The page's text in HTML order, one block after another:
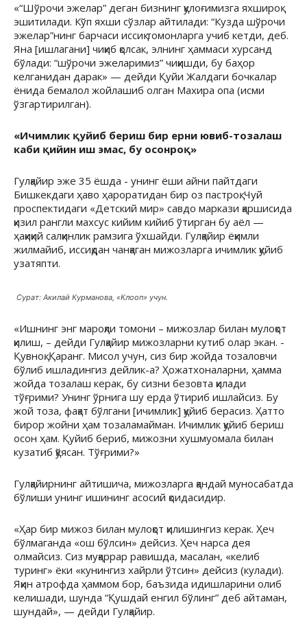
«“Шўрочи эжелар” деган бизнинг қулоғимизга яхшироқ
эшитилади. Кўп яхши сўзлар айтилади: “Кузда шўрочи
эжелар”нинг барчаси иссиқ томонларга учиб кетди, деб.
Яна [ишлагани] чиқиб қолсак, элнинг ҳаммаси хурсанд
бўлади: “шўрочи эжеларимиз” чиқишди, бу баҳор
келганидан дарак» — дейди Қуйи Жалдаги бочкалар
ёнида бемалол жойлашиб олган Махира опа (исми
ўзгартирилган).
«Ичимлик қуйиб бериш бир ерни ювиб-тозалаш
каби қийин иш эмас, бу осонроқ»
Гулқайир эже 35 ёшда - унинг ёши айни пайтдаги
Бишкекдаги ҳаво ҳароратидан бир оз пастроқ. Чуй
проспектидаги «Детский мир» савдо маркази қаршисида
қизил рангли махсус кийим кийиб ўтирган бу аёл —
ҳақиқий салқинлик рамзига ўхшайди. Гулқайир ёқимли
жилмайиб, иссиқдан чанқаган мижозларга ичимлик қуйиб
узатяпти.
Сурат: Акилай Курманова, «Клооп» учун.
«Ишнинг энг мароқли томони – мижозлар билан мулоқот
қилиш, – дейди Гулқайир мижозларни кутиб олар экан. -
Қувноқ. Қаранг. Мисол учун, сиз бир жойда тозаловчи
бўлиб ишладингиз дейлик-а? Ҳожатхоналарни, ҳамма
жойда тозалаш керак, бу сизни безовта қилади
тўғрими? Унинг ўрнига шу ерда ўтириб ишлайсиз. Бу
жой тоза, фақат бўлгани [ичимлик] қуйиб берасиз. Ҳатто
бирор жойни ҳам тозаламайман. Ичимлик қуйиб бериш
осон ҳам. Қуйиб бериб, мижозни хушмуомала билан
кузатиб қўясан. Тўғрими?»
Гулқайирнинг айтишича, мижозларга қандай муносабатда
бўлиши унинг ишининг асосий қоидасидир.
«Ҳар бир мижоз билан мулоқот қилишингиз керак. Ҳеч
бўлмаганда «ош бўлсин» дейсиз. Ҳеч нарса дея
олмайсиз. Сиз муқаррар равишда, масалан, «келиб
туринг» ёки «кунингиз хайрли ўтсин» дейсиз (кулади).
Яқин атрофда ҳаммом бор, баъзида идишларини олиб
келишади, шунда “Қушдай енгил бўлинг” деб айтаман,
шундай», — дейди Гулқайир.